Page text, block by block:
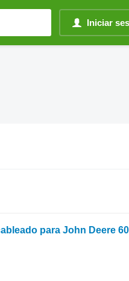
Iniciar
para John Deere